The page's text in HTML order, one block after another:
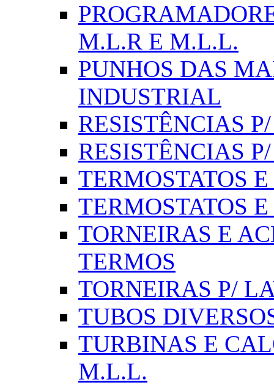
M.L.R E M.L.L.
PUNHOS DAS
INDUSTRIAL
RESISTÊNCIAS
RESISTÊNCIAS
TERMOSTATOS
TERMOSTATOS
TORNEIRAS E
TERMOS
TORNEIRAS P/
TUBOS
TURBINAS E
M.L.L.